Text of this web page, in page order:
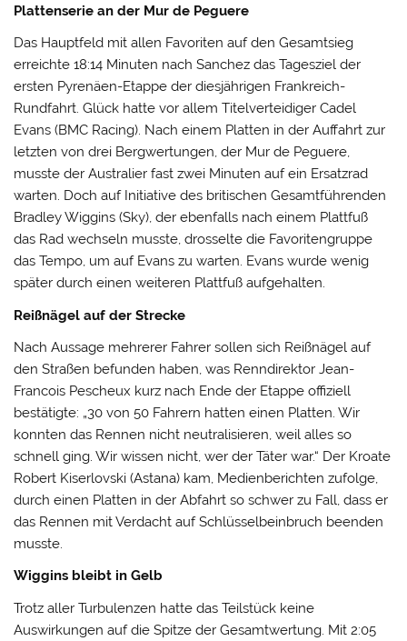
Plattenserie an der Mur de Peguere
Das Hauptfeld mit allen Favoriten auf den Gesamtsieg
erreichte 18:14 Minuten nach Sanchez das Tagesziel der
ersten Pyrenäen-Etappe der diesjährigen Frankreich-
Rundfahrt. Glück hatte vor allem Titelverteidiger Cadel
Evans (BMC Racing). Nach einem Platten in der Auffahrt zur
letzten von drei Bergwertungen, der Mur de Peguere,
musste der Australier fast zwei Minuten auf ein Ersatzrad
warten. Doch auf Initiative des britischen Gesamtführenden
Bradley Wiggins (Sky), der ebenfalls nach einem Plattfuß
das Rad wechseln musste, drosselte die Favoritengruppe
das Tempo, um auf Evans zu warten. Evans wurde wenig
später durch einen weiteren Plattfuß aufgehalten.
Reißnägel auf der Strecke
Nach Aussage mehrerer Fahrer sollen sich Reißnägel auf
den Straßen befunden haben, was Renndirektor Jean-
Francois Pescheux kurz nach Ende der Etappe offiziell
bestätigte: „30 von 50 Fahrern hatten einen Platten. Wir
konnten das Rennen nicht neutralisieren, weil alles so
schnell ging. Wir wissen nicht, wer der Täter war.“ Der Kroate
Robert Kiserlovski (Astana) kam, Medienberichten zufolge,
durch einen Platten in der Abfahrt so schwer zu Fall, dass er
das Rennen mit Verdacht auf Schlüsselbeinbruch beenden
musste.
Wiggins bleibt in Gelb
Trotz aller Turbulenzen hatte das Teilstück keine
Auswirkungen auf die Spitze der Gesamtwertung. Mit 2:05